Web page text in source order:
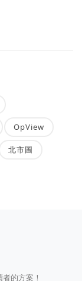
OpView
北市圖
的方案！